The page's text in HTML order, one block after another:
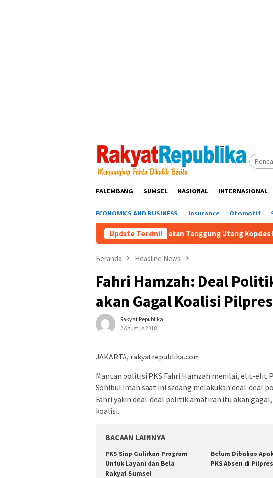
PALEMBANG SUMSEL NASIONAL INTERNASIONAL
ECONOMICS AND BUSINESS Insurance Otomotif
Update Terkini!
APBN akan Tanggung Utang Kopdes Merah Putih
Beranda Headline News
Fahri Hamzah: Deal
akan Gagal Koalisi Pilpres
Rakyat Republika
2 Agustus 2018
JAKARTA, rakyatrepublika.com
Mantan politisi PKS Fahri Hamzah menilai, elit-elit
Sohibul Iman saat ini sedang melakukan deal-deal
Fahri yakin deal-deal politik amatiran itu akan
koalisi.
BACAAN LAINNYA
PKS Siap Gulirkan Program
Untuk Layani dan Bela
Rakyat Sumsel
Belum Dibahas
PKS Absen di